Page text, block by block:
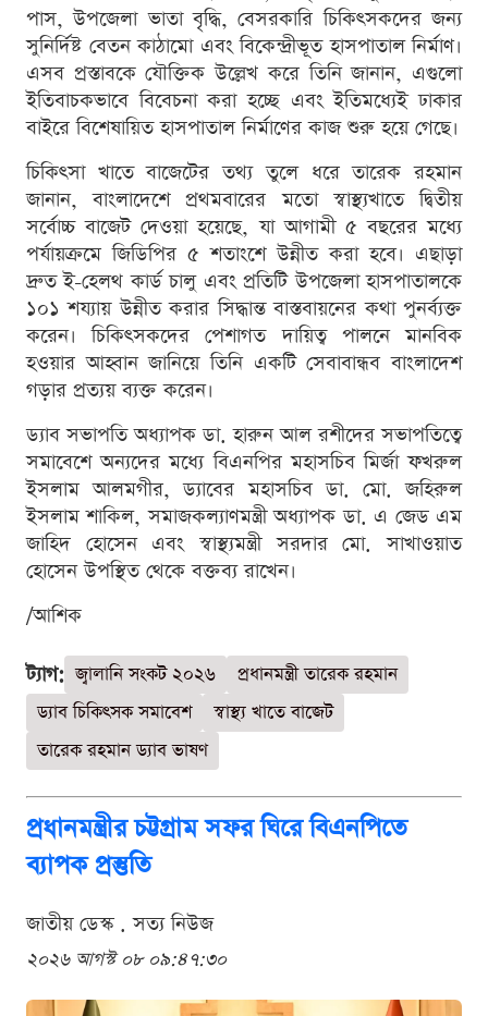
পাস, উপজেলা ভাতা বৃদ্ধি, বেসরকারি চিকিৎসকদের জন্য
সুনির্দিষ্ট বেতন কাঠামো এবং বিকেন্দ্রীভূত হাসপাতাল নির্মাণ।
এসব প্রস্তাবকে যৌক্তিক উল্লেখ করে তিনি জানান, এগুলো
ইতিবাচকভাবে বিবেচনা করা হচ্ছে এবং ইতিমধ্যেই ঢাকার
বাইরে বিশেষায়িত হাসপাতাল নির্মাণের কাজ শুরু হয়ে গেছে।
চিকিৎসা খাতে বাজেটের তথ্য তুলে ধরে তারেক রহমান
জানান, বাংলাদেশে প্রথমবারের মতো স্বাস্থ্যখাতে দ্বিতীয়
সর্বোচ্চ বাজেট দেওয়া হয়েছে, যা আগামী ৫ বছরের মধ্যে
পর্যায়ক্রমে জিডিপির ৫ শতাংশে উন্নীত করা হবে। এছাড়া
দ্রুত ই-হেলথ কার্ড চালু এবং প্রতিটি উপজেলা হাসপাতালকে
১০১ শয্যায় উন্নীত করার সিদ্ধান্ত বাস্তবায়নের কথা পুনর্ব্যক্ত
করেন। চিকিৎসকদের পেশাগত দায়িত্ব পালনে মানবিক
হওয়ার আহ্বান জানিয়ে তিনি একটি সেবাবান্ধব বাংলাদেশ
গড়ার প্রত্যয় ব্যক্ত করেন।
ড্যাব সভাপতি অধ্যাপক ডা. হারুন আল রশীদের সভাপতিত্বে
সমাবেশে অন্যদের মধ্যে বিএনপির মহাসচিব মির্জা ফখরুল
ইসলাম আলমগীর, ড্যাবের মহাসচিব ডা. মো. জহিরুল
ইসলাম শাকিল, সমাজকল্যাণমন্ত্রী অধ্যাপক ডা. এ জেড এম
জাহিদ হোসেন এবং স্বাস্থ্যমন্ত্রী সরদার মো. সাখাওয়াত
হোসেন উপস্থিত থেকে বক্তব্য রাখেন।
/আশিক
ট্যাগ: জ্বালানি সংকট ২০২৬
প্রধানমন্ত্রী তারেক রহমান
ড্যাব চিকিৎসক সমাবেশ
স্বাস্থ্য খাতে বাজেট
তারেক রহমান ড্যাব ভাষণ
প্রধানমন্ত্রীর চট্টগ্রাম সফর ঘিরে বিএনপিতে
ব্যাপক প্রস্তুতি
জাতীয় ডেস্ক . সত্য নিউজ
২০২৬ আগস্ট ০৮ ০৯:৪৭:৩০